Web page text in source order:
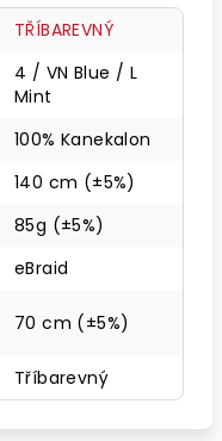
TŘÍBAREVNÝ
4 / VN Blue / L
Mint
100% Kanekalon
140 cm (±5%)
85g (±5%)
eBraid
70 cm (±5%)
Tříbarevný